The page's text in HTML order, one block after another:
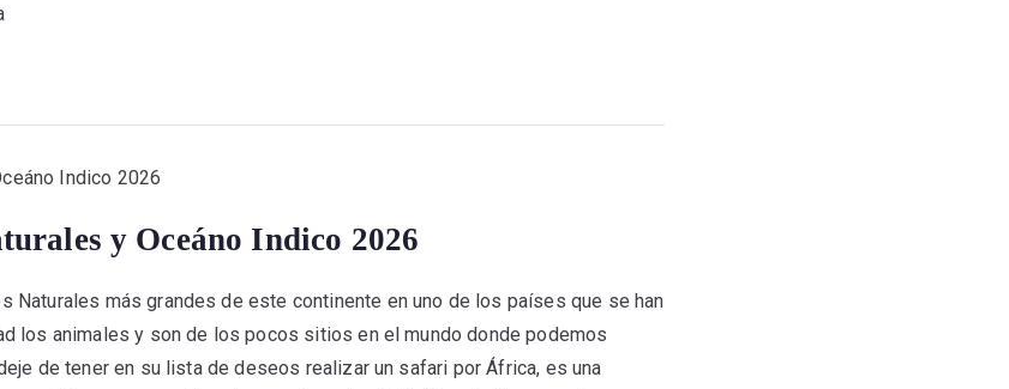
y Oceáno Indico 2026
Naturales más grandes de este continente en uno de los países que se han
los animales y son de los pocos sitios en el mundo donde podemos
de tener en su lista de deseos realizar un safari por África, es una